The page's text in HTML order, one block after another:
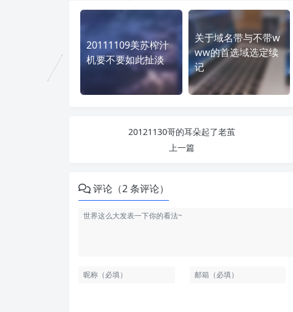
20111109美苏榨汁
机要不要如此扯淡
关于域名带与不带w
ww的首选域选定续
记
20121130哥的耳朵起了老茧
上一篇
评论（2 条评论）